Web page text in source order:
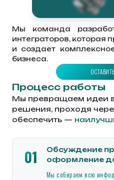
Мы команда
интеграторов, которая
и создает
бизнеса.
Процесс работы
Мы превращаем идеи
решения, проходя
обеспечить —
01
Обсуждение
оформление
Мы собираем всю